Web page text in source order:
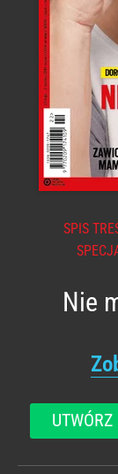
SPIS
Nie